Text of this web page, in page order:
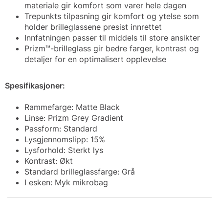
materiale gir komfort som varer hele dagen
Trepunkts tilpasning gir komfort og ytelse som
holder brilleglassene presist innrettet
Innfatningen passer til middels til store ansikter
Prizm™-brilleglass gir bedre farger, kontrast og
detaljer for en optimalisert opplevelse
Spesifikasjoner:
Rammefarge: Matte Black
Linse: Prizm Grey Gradient
Passform: Standard
Lysgjennomslipp: 15%
Lysforhold: Sterkt lys
Kontrast: Økt
Standard brilleglassfarge: Grå
I esken: Myk mikrobag